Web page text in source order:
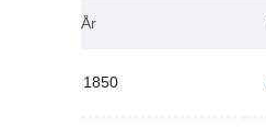
År
1850